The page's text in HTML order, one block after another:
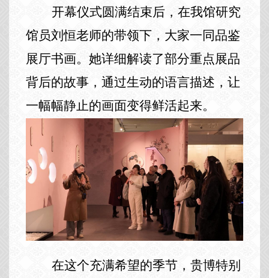
开幕仪式圆满结束后，在我馆研究
馆员刘恒老师的带领下，大家一同品鉴
展厅书画。她详细解读了部分重点展品
背后的故事，通过生动的语言描述，让
一幅幅静止的画面变得鲜活起来。
在这个充满希望的季节，贵博特别